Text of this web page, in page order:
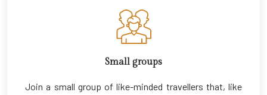
Small groups
Join a small group of like-minded travellers that, like